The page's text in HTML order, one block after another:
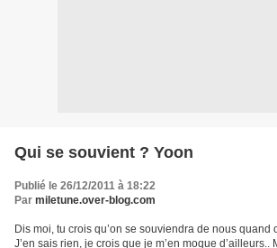
Qui se souvient ? Yoon
Publié le 26/12/2011 à 18:22
Par miletune.over-blog.com
Dis moi, tu crois qu’on se souviendra de nous quand
J’en sais rien, je crois que je m’en moque d’ailleurs..